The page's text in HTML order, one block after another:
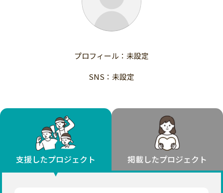
支援人数が多い
終了日が近い
国際協力
子ども・教育
フード・農業
文化
環境・エシカル
人権・マイノリティ
社会貢献
地域からさがす 北海道・東北
北海道
カテゴリーからさがす
医療・福祉
子ども・教育
人権・マイノリティ
北海道 青森 岩手 宮城
秋田
福島
茨城 栃木 群馬
千葉
東京
神奈川
プロフィール：未設定
SNS：未設定
支援したプロジェクト 掲載したプロジェクト